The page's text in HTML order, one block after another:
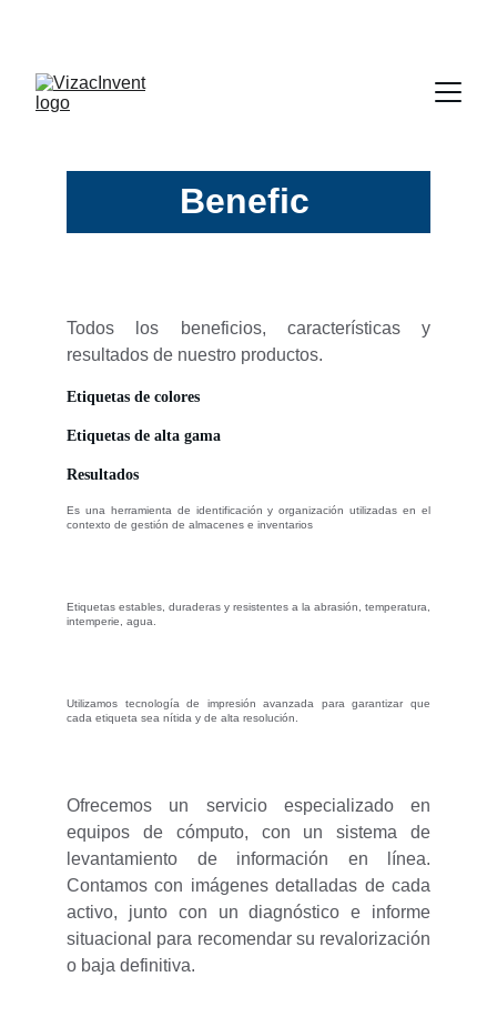
Benefic
ios
Todos los beneficios, características y
resultados de nuestro productos.
Etiquetas de colores
Etiquetas de alta gama
Resultados
Es una herramienta de identificación y organización utilizadas en el
contexto de gestión de almacenes e inventarios
Etiquetas estables, duraderas y resistentes a la abrasión, temperatura,
intemperie, agua.
Utilizamos tecnología de impresión avanzada para garantizar que
cada etiqueta sea nítida y de alta resolución.
Ofrecemos un servicio especializado en
equipos de cómputo, con un sistema de
levantamiento de información en línea.
Contamos con imágenes detalladas de cada
activo, junto con un diagnóstico e informe
situacional para recomendar su revalorización
o baja definitiva.